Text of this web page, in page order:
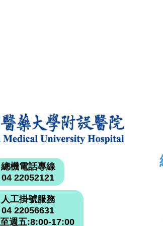
總機電話專線
04 22052121
人工掛號服務
04 22056631
週五:8:00-17:00